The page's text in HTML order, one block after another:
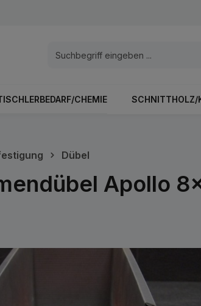
CHEMIE SCHNITTHOLZ/
Dübel
Apollo